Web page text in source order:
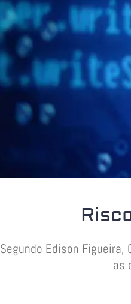
Segundo Edison Figueira,
as